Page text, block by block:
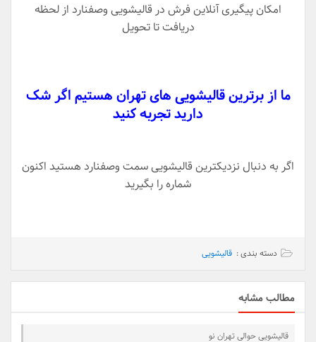
امکان پیگیری آنلاین فرش در قالیشویی وصفنارد از لحظه
دریافت تا تحویل
ما از برترین قالیشویی های تهران هستیم اگر شک
دارید تجربه کنید
اگر به دنبال نزدیکترین قالیشویی سمت وصفنارد هستید اکنون
شماره را بگیرید
دسته بندی : قالیشویی
مطالب مشابه
قالیشویی حوالی تهران نو